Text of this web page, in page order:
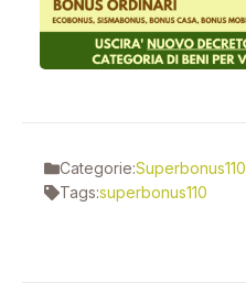
Categorie:Superbonus110
Tags:superbonus110